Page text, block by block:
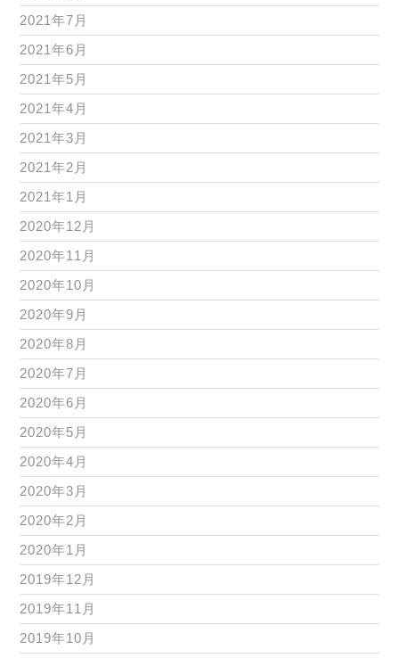
2021年7月
2021年6月
2021年5月
2021年4月
2021年3月
2021年2月
2021年1月
2020年12月
2020年11月
2020年10月
2020年9月
2020年8月
2020年7月
2020年6月
2020年5月
2020年4月
2020年3月
2020年2月
2020年1月
2019年12月
2019年11月
2019年10月